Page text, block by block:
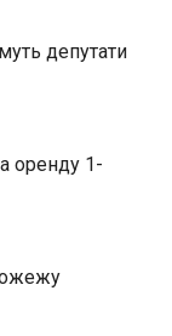
депутати
оренду 1-